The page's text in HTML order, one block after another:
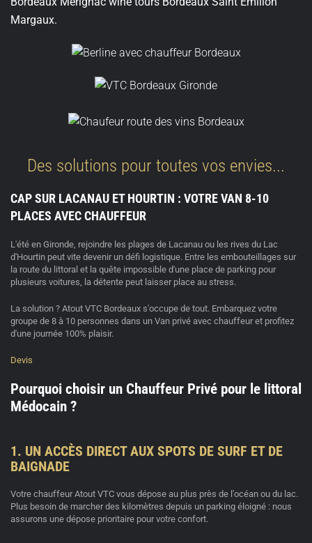
Margaux.
Des solutions pour toutes vos envies...
CAP SUR LACANAU ET HOURTIN : VOTRE VAN 8-10
PLACES AVEC CHAUFFEUR
L'été en Gironde, rejoindre les plages de Lacanau ou les rives du Lac
d'Hourtin peut vite devenir un défi logistique. Entre les embouteillages sur
la route du littoral et la quête impossible d'une place de parking pour
plusieurs voitures, la détente peut laisser place au stress.
La solution ? Atout VTC Bordeaux s'occupe de tout. Embarquez votre
groupe de 8 à 10 personnes dans un Van privé avec chauffeuret profitez
d'une journée 100% plaisir.
Devis
Pourquoi choisir un Chauffeur Privé pour le littoral
Médocain ?
1. UN ACCÈS DIRECT AUX SPOTS DE SURF ET DE
BAIGNADE
Votre chauffeur Atout VTC vous dépose au plus près de l'océan ou du lac.
Plus besoin de marcher des kilomètres depuis un parking éloigné : nous
assurons une dépose prioritaire pour votre confort.